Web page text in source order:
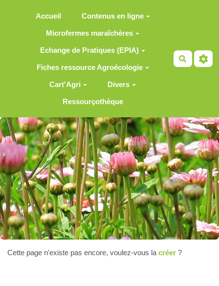
Accueil Contenus en ligne
Microfermes maraîchères
Echange de Pratiques (EPIA)
Fiches ressource Agroécologie
Cart'Agri Divers
Ressourçothèque
Cette page n'existe pas encore, voulez-vous la créer ?